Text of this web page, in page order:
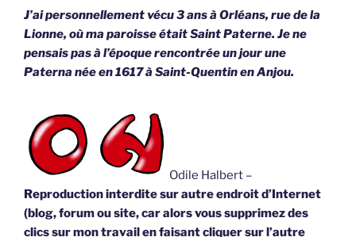
J’ai personnellement vécu 3 ans à Orléans, rue de la
Lionne, où ma paroisse était Saint Paterne. Je ne
pensais pas à l’époque rencontrée un jour une
Paterna née en 1617 à Saint-Quentin en Anjou.
Odile Halbert –
Reproduction interdite sur autre endroit d’Internet
(blog, forum ou site, car alors vous supprimez des
clics sur mon travail en faisant cliquer sur l’autre